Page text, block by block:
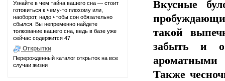
Узнайте в чем тайна вашего сна — стоит
готовиться к чему-то плохому или,
наоборот, надо чтобы сон обязательно
сбылся. Вы непременно найдете
толкование вашего сна, ведь в базе уже
сейчас содержится 47
Открытки
Перерожденный каталог открыток на все
случаи жизни
Вкусные
такой
забыть и о
ароматными
Также